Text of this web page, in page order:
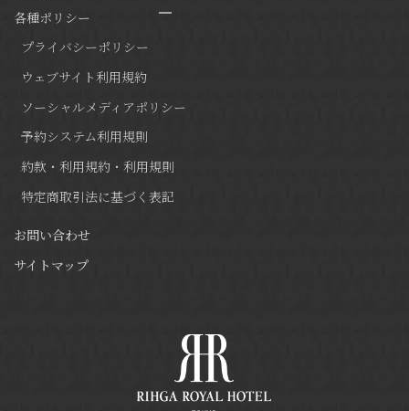
各種ポリシー
プライバシーポリシー
ウェブサイト利用規約
ソーシャルメディアポリシー
予約システム利用規則
約款・利用規約・利用規則
特定商取引法に基づく表記
お問い合わせ
サイトマップ